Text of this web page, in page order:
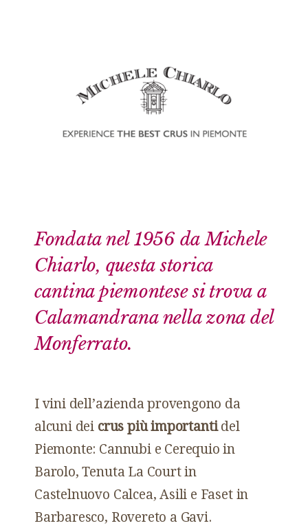
Fondata nel 1956 da Michele
Chiarlo, questa storica
cantina piemontese si trova a
Calamandrana nella zona del
Monferrato.
I vini dell’azienda provengono da
alcuni dei crus più importantidel
Piemonte: Cannubi e Cerequio in
Barolo, Tenuta La Court in
Castelnuovo Calcea, Asili e Faset in
Barbaresco, Rovereto a Gavi.